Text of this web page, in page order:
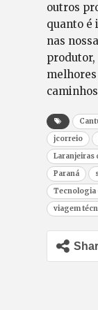
outros
quanto é
nas
produtor,
jcorreio
Laranjeiras
Paraná
Tecnologia
viagem